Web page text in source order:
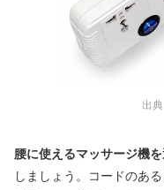
出典
腰に使えるマッサージ機
しましょう。コードのあ